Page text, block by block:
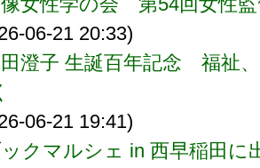
06-21 20:33)
澄子 生誕百年記念 福祉
06-21 19:41)
クマルシェ in 西早稲田に